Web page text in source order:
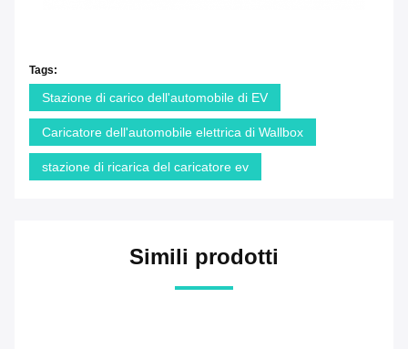
Tags:
Stazione di carico dell'automobile di EV
Caricatore dell'automobile elettrica di Wallbox
stazione di ricarica del caricatore ev
Simili prodotti